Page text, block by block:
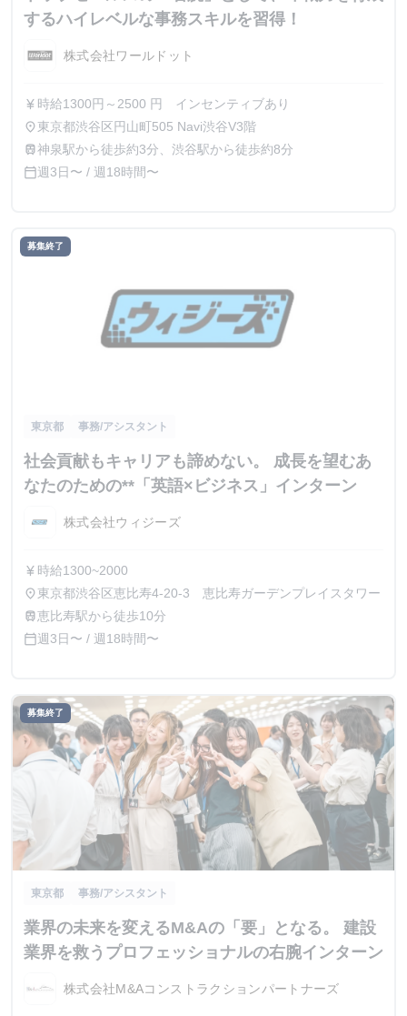
するハイレベルな事務スキルを習得！
株式会社ワールドット
currency_yen 時給1300円～2500 円 インセンティブあり
place東京都渋谷区円山町505 Navi渋谷V3階
train神泉駅から徒歩約3分、渋谷駅から徒歩約8分
calendar_today週3日〜 / 週18時間〜
募集終了
東京都 事務/アシスタント
社会貢献もキャリアも諦めない。 成長を望むあ
なたのための**「英語×ビジネス」インターン
株式会社ウィジーズ
currency_yen 時給1300~2000
place東京都渋谷区恵比寿4-20-3 恵比寿ガーデンプレイスタワー
train恵比寿駅から徒歩10分
calendar_today週3日〜 / 週18時間〜
募集終了
東京都 事務/アシスタント
業界の未来を変えるM&Aの「要」となる。 建設
業界を救うプロフェッショナルの右腕インターン
株式会社M&Aコンストラクションパートナーズ